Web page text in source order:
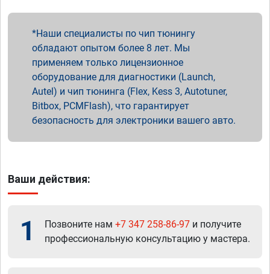
Наши специалисты по чип тюнингу
обладают опытом более 8 лет. Мы
применяем только лицензионное
оборудование для диагностики (Launch,
Autel) и чип тюнинга (Flex, Kess 3, Autotuner,
Bitbox, PCMFlash), что гарантирует
безопасность для электроники вашего авто.
Ваши действия:
1 Позвоните нам +7 347 258-86-97 и получите
профессиональную консультацию у мастера.